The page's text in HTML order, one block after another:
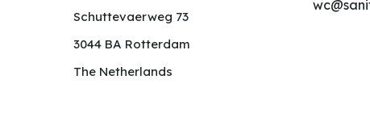
Schuttevaerweg 73
3044 BA Rotterdam
The Netherlands